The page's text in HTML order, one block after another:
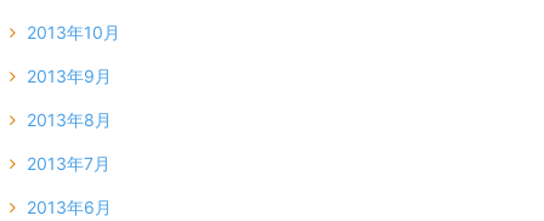
2013年10月
2013年9月
2013年8月
2013年7月
2013年6月